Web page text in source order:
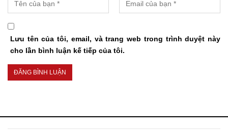
Lưu tên của tôi, email, và trang web trong trình duyệt này
cho lần bình luận kế tiếp của tôi.